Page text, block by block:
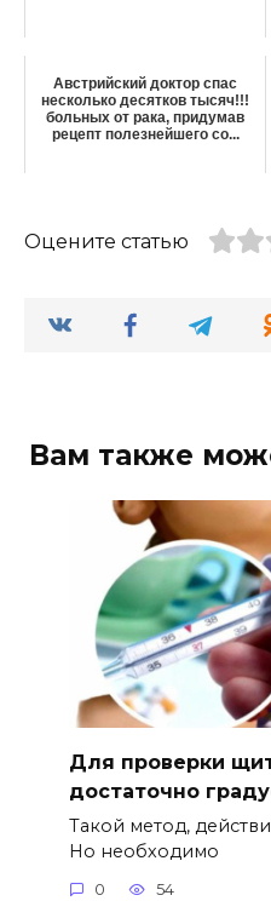
Австрийский доктор спас
несколько десятков тысяч!!!
больных от рака, придумав
рецепт полезнейшего со...
Оцените статью
Вам также
Для проверки
достаточно
Такой метод,
Но необходимо
0 54